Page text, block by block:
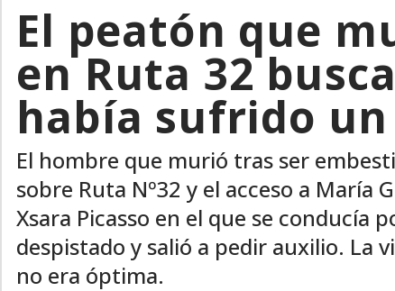
El peatón que
en Ruta 32
había sufrido
El hombre que murió tras ser
sobre Ruta Nº32 y el acceso a María
Xsara Picasso en el que se conducía
despistado y salió a pedir auxilio. La
no era óptima.